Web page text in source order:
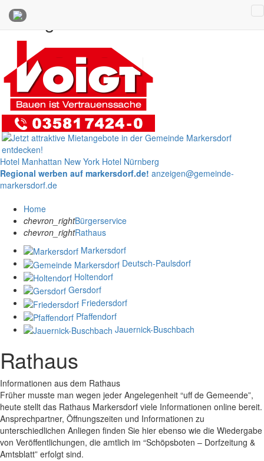
Anzeigen
Hotel Manhattan New York Hotel Nürnberg
Regional werben auf markersdorf.de! anzeigen@gemeinde-
markersdorf.de
Home
chevron_rightBürgerservice
chevron_rightRathaus
Markersdorf
Deutsch-Paulsdorf
Holtendorf
Gersdorf
Friedersdorf
Pfaffendorf
Jauernick-Buschbach
Rathaus
Informationen aus dem Rathaus
Früher musste man wegen jeder Angelegenheit “uff de Gemeende”,
heute stellt das Rathaus Markersdorf viele Informationen online bereit.
Ansprechpartner, Öffnungszeiten und Informationen zu
unterschiedlichen Anliegen finden Sie hier ebenso wie die Wiedergabe
von Veröffentlichungen, die amtlich im “Schöpsboten – Dorfzeitung &
Amtsblatt” erfolgt sind.